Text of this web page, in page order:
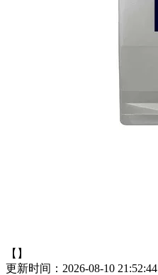
【】
更新时间：2026-08-10 21:52:44